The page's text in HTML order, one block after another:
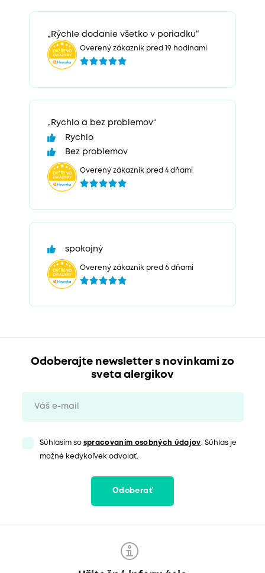
„Rýchle dodanie všetko v poriadku“
Overený zákazník pred 19 hodinami
„Rychlo a bez problemov“
Rychlo
Bez problemov
Overený zákazník pred 4 dňami
spokojný
Overený zákazník pred 6 dňami
Odoberajte newsletter s novinkami zo
sveta alergikov
Súhlasím so spracovaním osobných údajov. Súhlas je
možné kedykoľvek odvolať.
Odoberať